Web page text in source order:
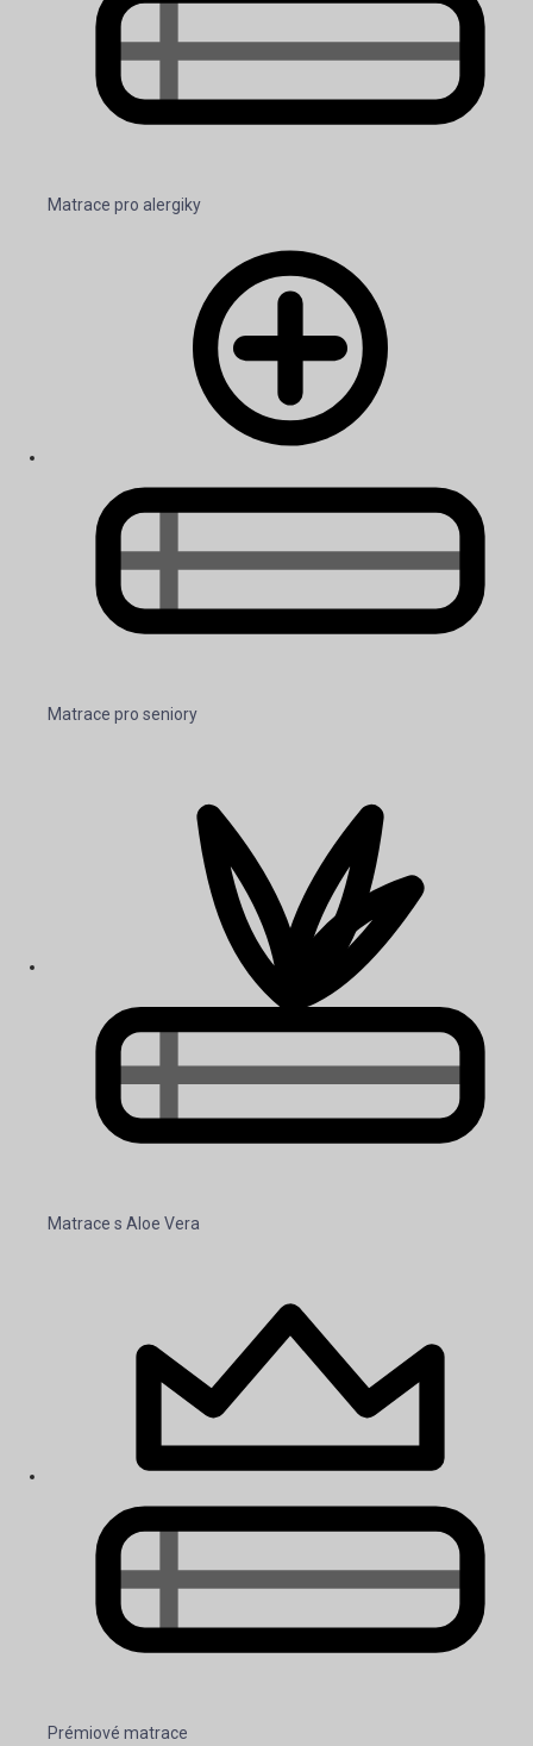
Matrace pro alergiky
Matrace pro seniory
Matrace s Aloe Vera
Prémiové matrace